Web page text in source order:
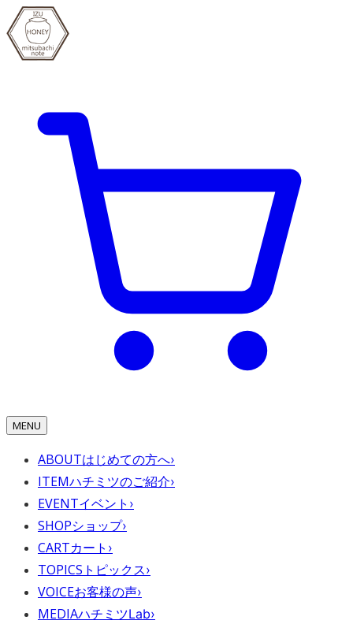
MENU
ABOUTはじめての方へ›
ITEMハチミツのご紹介›
EVENTイベント ›
SHOPショップ›
CARTカート ›
TOPICS トピックス›
VOICEお客様の声›
MEDIAハチミツLab›